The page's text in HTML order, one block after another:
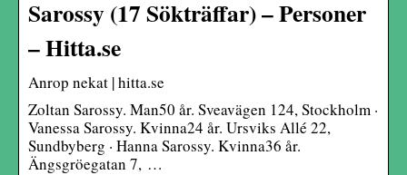
Sarossy (17 Sökträffar) – Personer
– Hitta.se
Anrop nekat | hitta.se
Zoltan Sarossy. Man50 år. Sveavägen 124, Stockholm ·
Vanessa Sarossy. Kvinna24 år. Ursviks Allé 22,
Sundbyberg · Hanna Sarossy. Kvinna36 år.
Ängsgröegatan 7, …